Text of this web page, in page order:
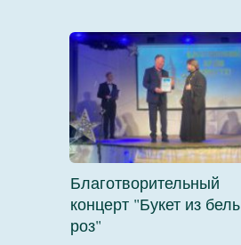
Благотворительный
концерт "Букет из
роз"